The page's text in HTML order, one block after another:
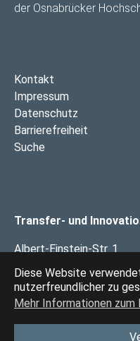
Diese Website
nutzerfreundlicher zu
Mehr Informationen zum
der Osnabrücker
Kontakt
Impressum
Datenschutz
Barrierefreiheit
Suche
Transfer- und
Albert-Einstein-Str. 1
49076 Osnabrück
Das Transfer- und
(TIM) ist eine